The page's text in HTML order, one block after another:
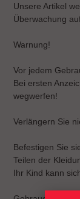
Unsere Artikel
Überwachung
Warnung!
Vor jedem
Bei ersten
wegwerfen!
Verlängern Sie
Befestigen Sie
Teilen der
Ihr Kind kann